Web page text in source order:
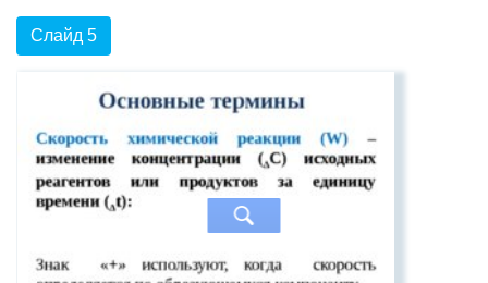
Слайд 5